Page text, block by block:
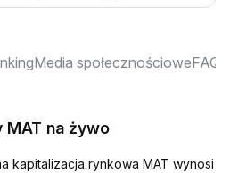
Media społecznościoweFAQ
MAT na żywo
kapitalizacja rynkowa MAT wynosi